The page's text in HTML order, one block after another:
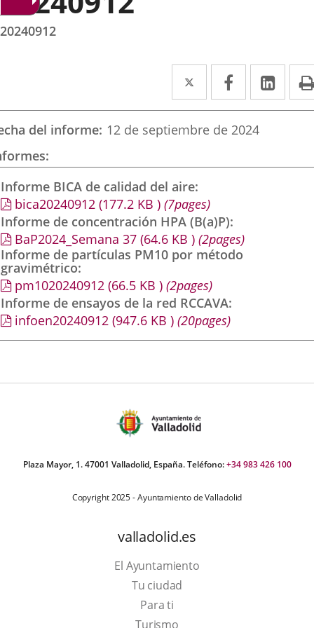
20240912
Twitter
Enlace
a
una
externa.
Facebook
Enlace
a
una
externa.
a
del informe 12 de septiembre de 2024
Informe BICA de calidad del aire
bica20240912 (177.2 KB ) (7pages)
Informe de concentración HPA (B(a)P)
BaP2024_Semana 37 (64.6 KB ) (2pages)
Informe de partículas PM10 por método
gravimétrico
pm1020240912 (66.5 KB ) (2pages)
Informe de ensayos de la red RCCAVA
infoen20240912 (947.6 KB ) (20pages)
Plaza Mayor, 1. 47001 Valladolid, España. Teléfono:+34 983 426 100
Copyright 2025 - Ayuntamiento de Valladolid
valladolid.es
El Ayuntamiento
Tu ciudad
Para ti
TurismoEste